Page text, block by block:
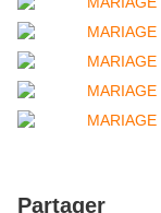
Partager